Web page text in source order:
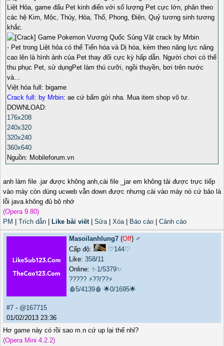
Liệt Hỏa, game đấu Pet kinh điển với số lượng Pet cực lớn, phân theo
các hệ Kim, Mộc, Thủy, Hỏa, Thổ, Phong, Điện, Quỷ tương sinh tương
khắc.
- Pet trong Liệt hỏa có thể Tiến hóa và Dị hóa, kèm theo năng lực nâng
cao lên là hình ảnh của Pet thay đổi cực kỳ hấp dẫn. Người chơi có thể
thu phục Pet, sử dụngPet làm thú cưỡi, ngồi thuyền, bơi trên nước
và…
Việt hóa full: bigame
Crack full: by Mrbin: ae cứ bấm gửi nha. Mua item shop vô tư.
DOWNLOAD:
176x208
240x320
320x240
360x640
Nguồn: Mobileforum.vn
anh làm file .jar được không anh,cái file _jar em không tải được trực tiếp
vào máy còn dùng ucweb vẫn down được nhưng cài vào máy nó cứ bảo là
lỗi java.không đủ bộ nhớ
(Opera 9.80)
PM
Trích dẫn Like bài viết| Sửa| Xóa| Báo cáo Cảnh cáo
Masoilanhlung7 (Off) ♂️
Cấp độ:
♡144♡
Like: 358/11
Online: ✨1/5379✨
????? ⚡??/??⚡
🩸5/4139🩸 🌟0/1695🌟
#7 - @167715
01/02/2013 23:36
Hơ game này có rồi sao m.n cứ up lại thế nhỉ?
(Opera Mini 4.2.2)